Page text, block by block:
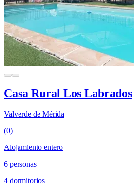
Casa Rural Los Labrados
Valverde de Mérida
(0)
Alojamiento entero
6 personas
4 dormitorios